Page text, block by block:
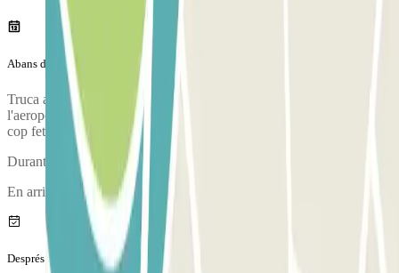
Abans del teu viatge
Truca al pàrquing aproximadament 10 minuts abans d'arribar a
l'aeroport. El número de telèfon de l'aparcament es proporcionarà un
cop feta la reserva.
Durant la trucada, una persona et confirmarà el punt de trobada.
En arribar es realitzarà una inspecció del teu vehicle.
Després del teu viatge